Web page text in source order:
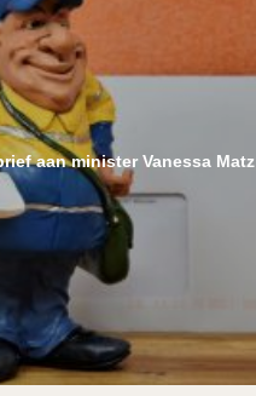
aan minister Vanessa Matz